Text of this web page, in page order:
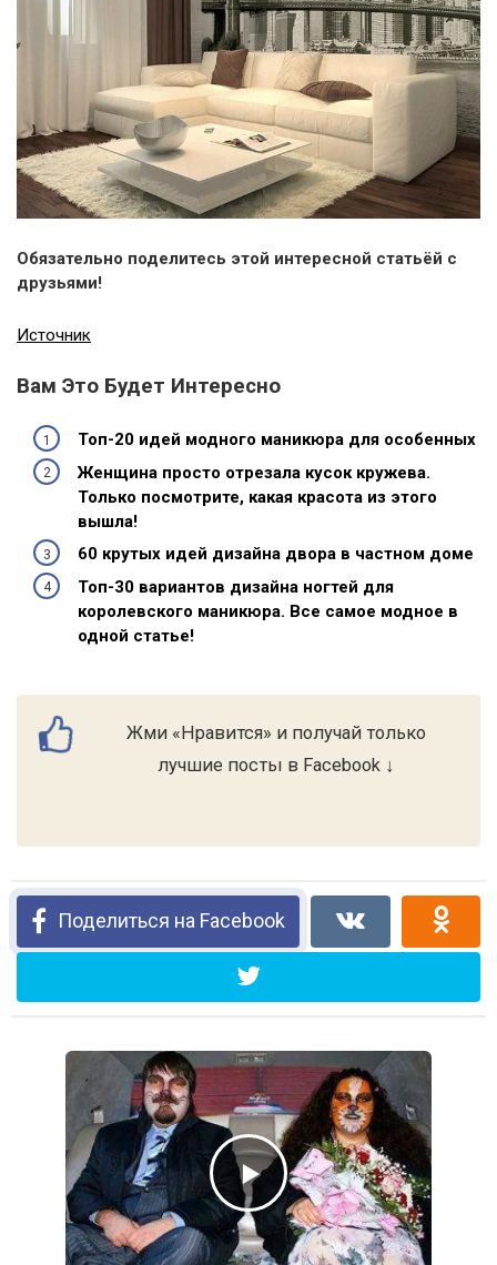
Обязательно поделитесь этой интересной статьёй с
друзьями!
Источник
Вам Это Будет Интересно
Топ-20 идей модного маникюра для особенных
Женщина просто отрезала кусок кружева.
Только посмотрите, какая красота из этого
вышла!
60 крутых идей дизайна двора в частном доме
Топ-30 вариантов дизайна ногтей для
королевского маникюра. Все самое модное в
одной статье!
Жми «Нравится» и получай только
лучшие посты в Facebook ↓
Поделиться на Facebook